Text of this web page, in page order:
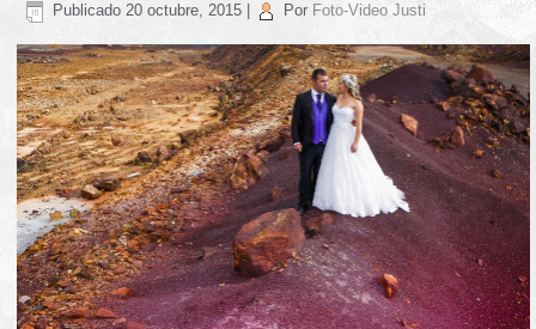
Publicado 20 octubre, 2015 Por Foto-Video Justi